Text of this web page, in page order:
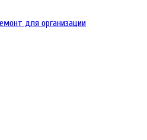
для организации